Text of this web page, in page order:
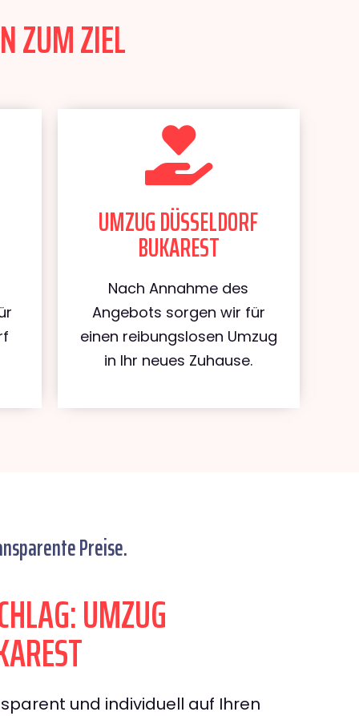
ZUM ZIEL
UMZUG DÜSSELDORF
BUKAREST
Nach Annahme des
Angebots sorgen wir für
einen reibungslosen Umzug
in Ihr neues Zuhause.
Preise.
UMZUG
und individuell auf Ihren